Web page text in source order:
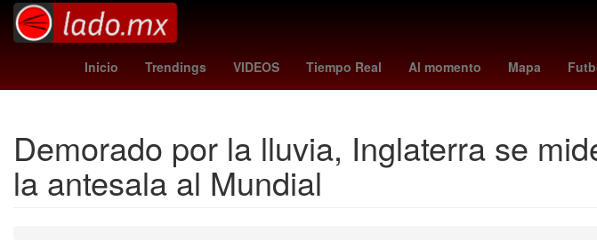
Inicio Trendings VIDEOS Tiempo Real Al momento Mapa
comisión Rusia servicio de protección federal netflix gta vi
Demorado por la lluvia, Inglaterra se
la antesala al Mundial